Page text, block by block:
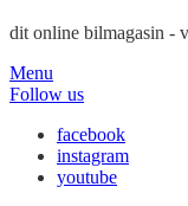
dit online bilmagasin -
Menu
Follow us
facebook
instagram
youtube